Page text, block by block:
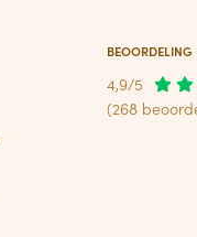
BEOORDELING
4,9/5
(268